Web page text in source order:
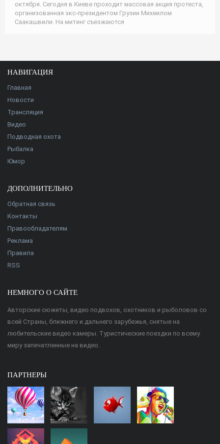
октября. Сегодня в Киеве проходит массовая акция протеста,
организованная экс-президентом Грузии Михеилом
Саакашвили. На митинг съезжаются
НАВИГАЦИЯ
Главная
Новости
Трансляция
Видео
Подводная охота
Рыбалка
Юмор
ДОПОЛНИТЕЛЬНО
Обратная связь
Контакты
Правообладателям
Реклама
Правила
RSS
НЕМНОГО О САЙТЕ
Авторские сюжеты, видео подвохов, охотников и рыболовов со
всей Страны, ближнего и дальнего зарубежья, снятые на
любительские видео камеры. Туристические поездки по всему
миру запечатленные на видео.
ПАРТНЕРЫ